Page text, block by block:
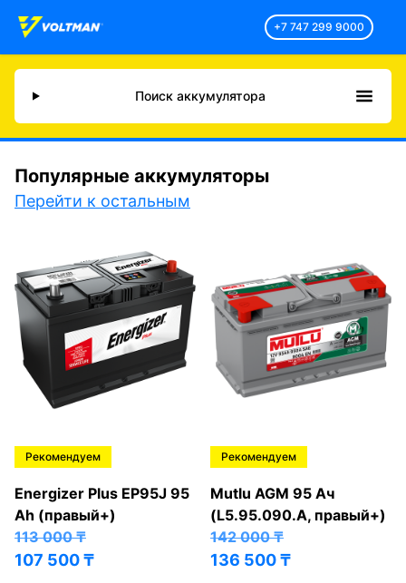
+7 747 299 9000
Поиск аккумулятора
Популярные аккумуляторы
Перейти к остальным
Рекомендуем
Energizer Plus EP95J 95
Ah (правый+)
113 000₸
107 500₸
Рекомендуем
Mutlu AGM 95 Ач
(L5.95.090.A, правый+)
142 000₸
136 500₸